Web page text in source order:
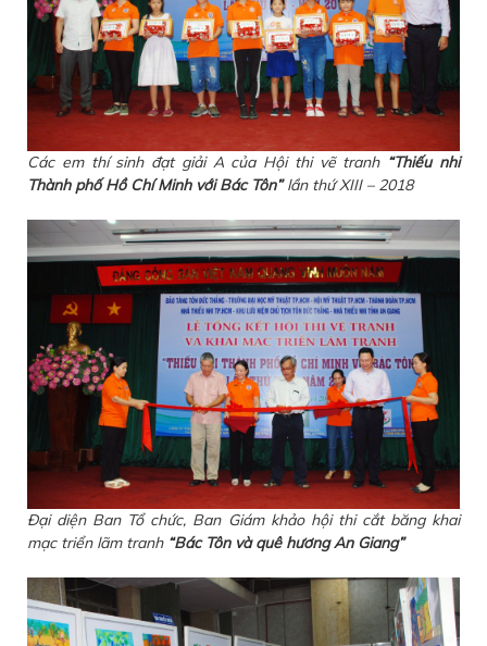
Các em thí sinh đạt giải A của Hội thi vẽ tranh “Thiếu nhi
Thành phố Hồ Chí Minh với Bác Tôn”lần thứ XIII – 2018
Đại diện Ban Tổ chức, Ban Giám khảo hội thi cắt băng khai
mạc triển lãm tranh “Bác Tôn và quê hương An Giang”